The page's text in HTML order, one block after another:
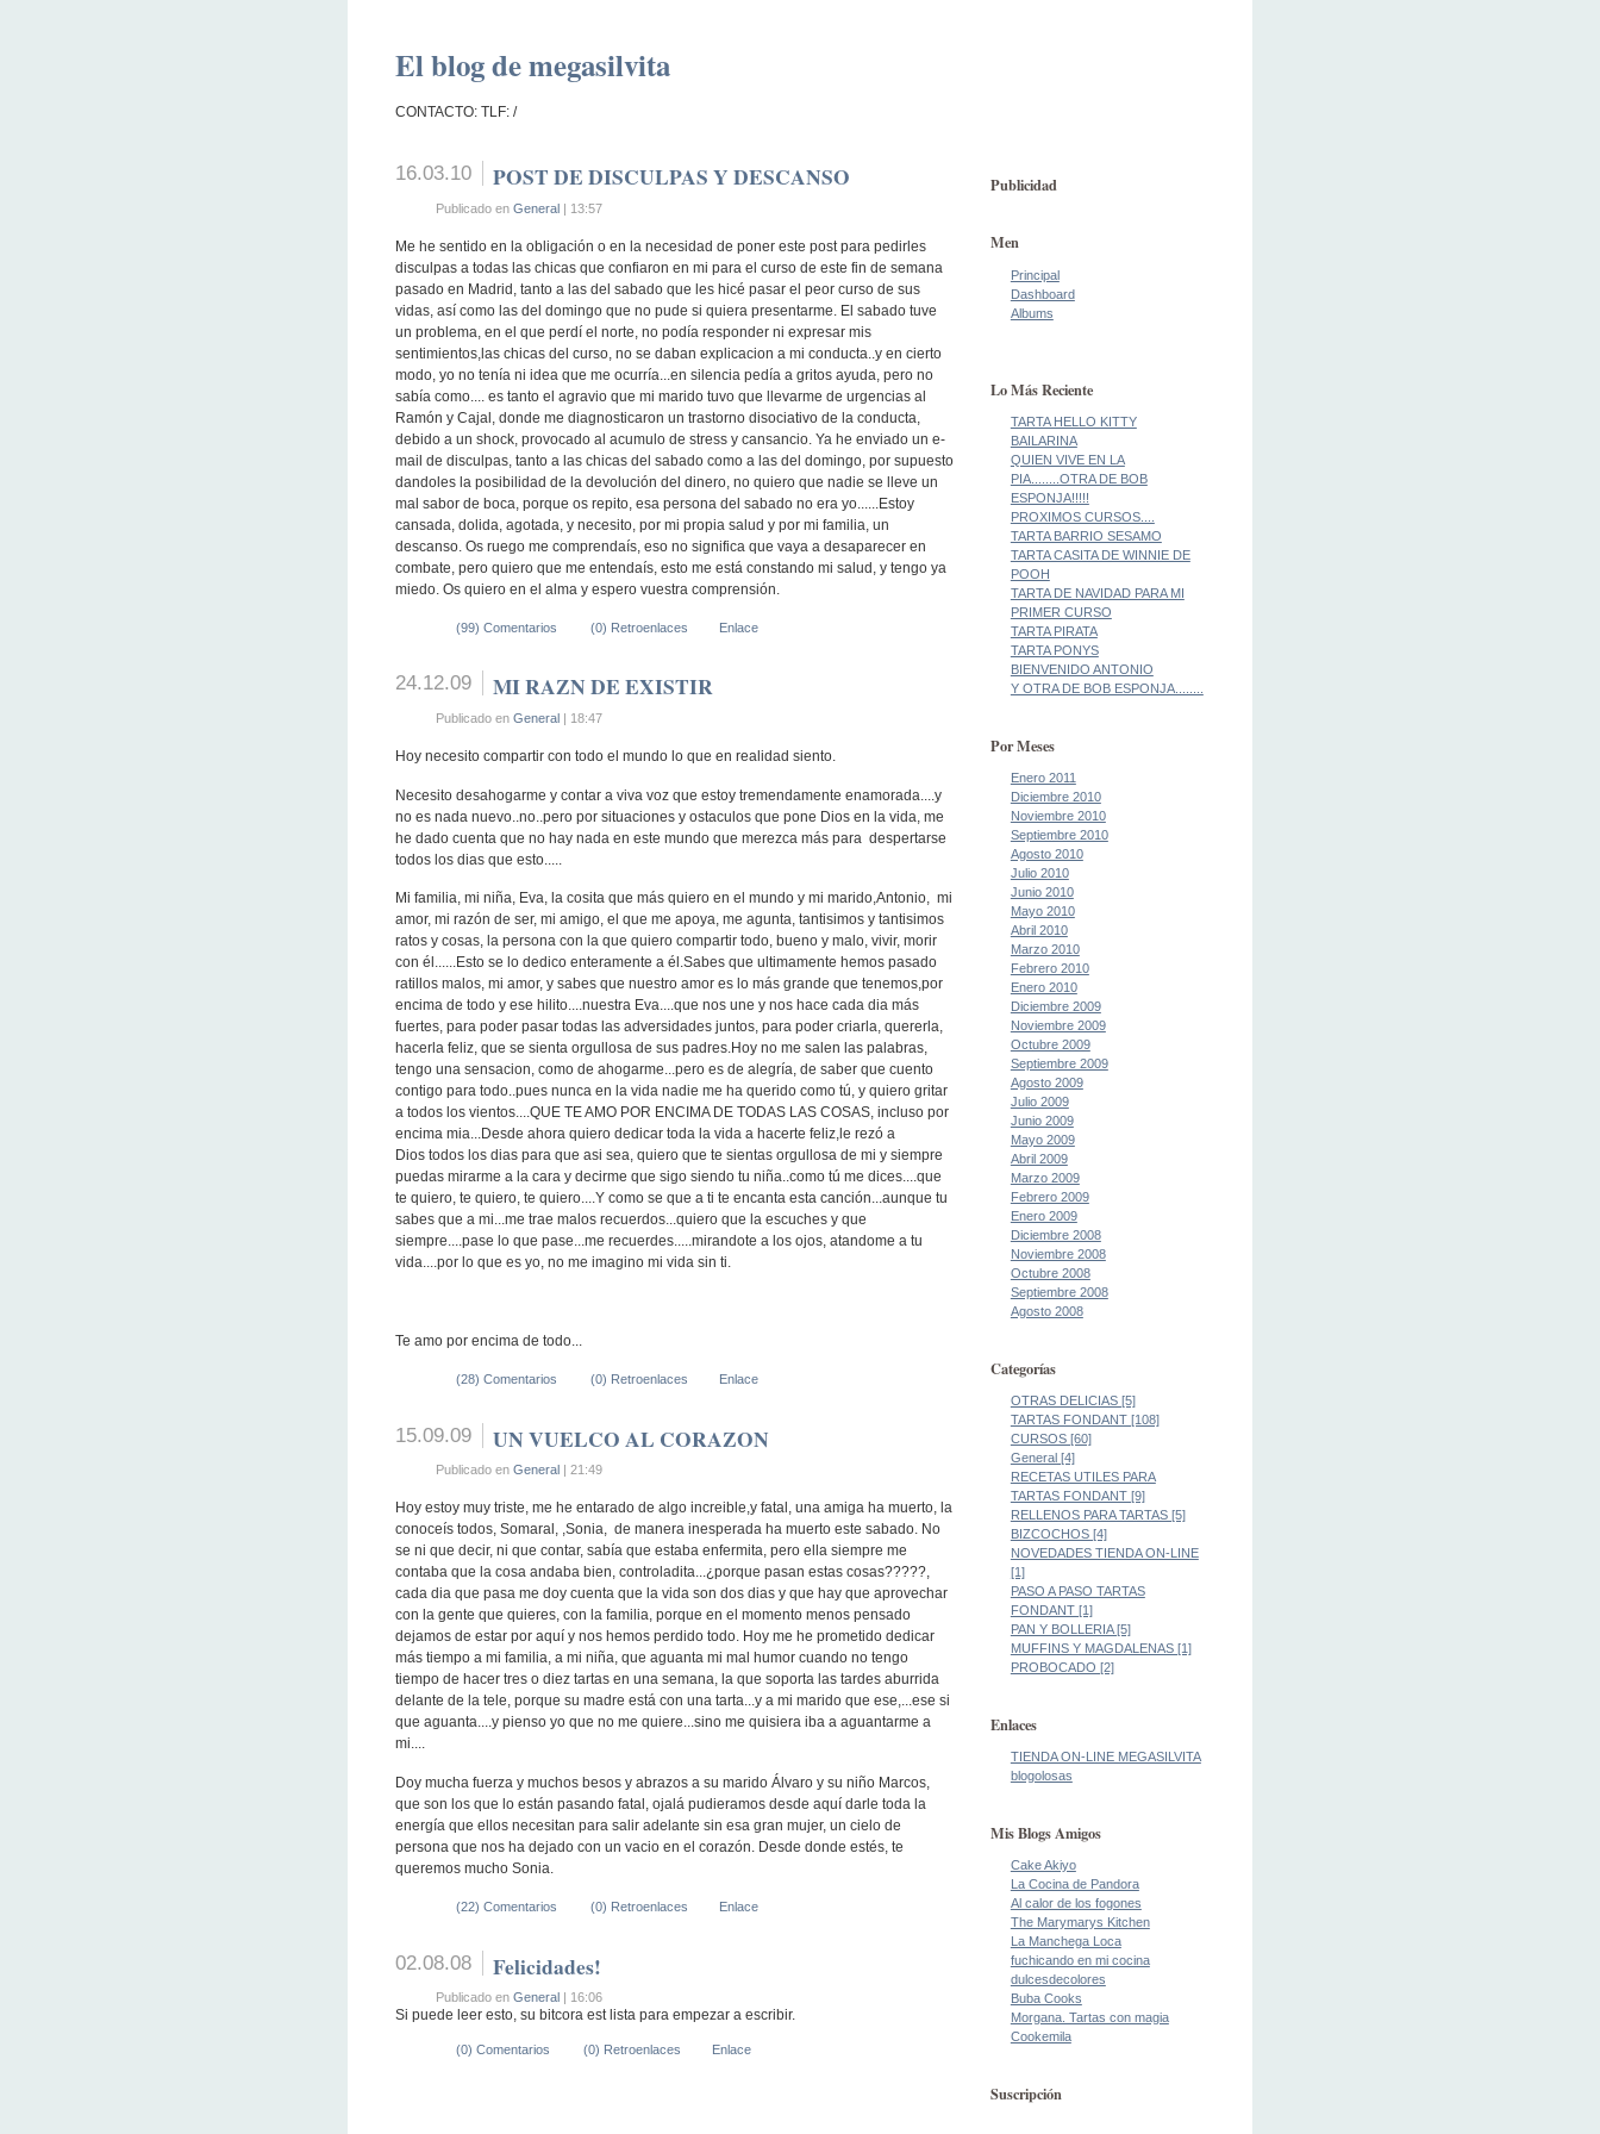
El blog de megasilvita
CONTACTO: TLF: /
16.03.10 POST DE DISCULPAS Y DESCANSO
Publicado en General| 13:57
Me he sentido en la obligación o en la necesidad de poner este post para pedirles
disculpas a todas las chicas que confiaron en mi para el curso de este fin de semana
pasado en Madrid, tanto a las del sabado que les hicé pasar el peor curso de sus
vidas, así como las del domingo que no pude si quiera presentarme. El sabado tuve
un problema, en el que perdí el norte, no podía responder ni expresar mis
sentimientos,las chicas del curso, no se daban explicacion a mi conducta..y en cierto
modo, yo no tenía ni idea que me ocurría...en silencia pedía a gritos ayuda, pero no
sabía como.... es tanto el agravio que mi marido tuvo que llevarme de urgencias al
Ramón y Cajal, donde me diagnosticaron un trastorno disociativo de la conducta,
debido a un shock, provocado al acumulo de stress y cansancio. Ya he enviado un e-
mail de disculpas, tanto a las chicas del sabado como a las del domingo, por supuesto
dandoles la posibilidad de la devolución del dinero, no quiero que nadie se lleve un
mal sabor de boca, porque os repito, esa persona del sabado no era yo......Estoy
cansada, dolida, agotada, y necesito, por mi propia salud y por mi familia, un
descanso. Os ruego me comprendaís, eso no significa que vaya a desaparecer en
combate, pero quiero que me entendaís, esto me está constando mi salud, y tengo ya
miedo. Os quiero en el alma y espero vuestra comprensión.
(99) Comentarios (0) Retroenlaces Enlace
24.12.09 MI RAZN DE EXISTIR
Publicado en General| 18:47
Hoy necesito compartir con todo el mundo lo que en realidad siento.
Necesito desahogarme y contar a viva voz que estoy tremendamente enamorada....y
no es nada nuevo..no..pero por situaciones y ostaculos que pone Dios en la vida, me
he dado cuenta que no hay nada en este mundo que merezca más para despertarse
todos los dias que esto.....
Mi familia, mi niña, Eva, la cosita que más quiero en el mundo y mi marido,Antonio, mi
amor, mi razón de ser, mi amigo, el que me apoya, me agunta, tantisimos y tantisimos
ratos y cosas, la persona con la que quiero compartir todo, bueno y malo, vivir, morir
con él......Esto se lo dedico enteramente a él.Sabes que ultimamente hemos pasado
ratillos malos, mi amor, y sabes que nuestro amor es lo más grande que tenemos,por
encima de todo y ese hilito....nuestra Eva....que nos une y nos hace cada dia más
fuertes, para poder pasar todas las adversidades juntos, para poder criarla, quererla,
hacerla feliz, que se sienta orgullosa de sus padres.Hoy no me salen las palabras,
tengo una sensacion, como de ahogarme...pero es de alegría, de saber que cuento
contigo para todo..pues nunca en la vida nadie me ha querido como tú, y quiero gritar
a todos los vientos....QUE TE AMO POR ENCIMA DE TODAS LAS COSAS, incluso por
encima mia...Desde ahora quiero dedicar toda la vida a hacerte feliz,le rezó a
Dios todos los dias para que asi sea, quiero que te sientas orgullosa de mi y siempre
puedas mirarme a la cara y decirme que sigo siendo tu niña..como tú me dices....que
te quiero, te quiero, te quiero....Y como se que a ti te encanta esta canción...aunque tu
sabes que a mi...me trae malos recuerdos...quiero que la escuches y que
siempre....pase lo que pase...me recuerdes.....mirandote a los ojos, atandome a tu
vida....por lo que es yo, no me imagino mi vida sin ti.
Te amo por encima de todo...
(28) Comentarios (0) Retroenlaces Enlace
15.09.09 UN VUELCO AL CORAZON
Publicado en General | 21:49
Hoy estoy muy triste, me he entarado de algo increible,y fatal, una amiga ha muerto, la
conoceís todos, Somaral, ,Sonia, de manera inesperada ha muerto este sabado. No
se ni que decir, ni que contar, sabía que estaba enfermita, pero ella siempre me
contaba que la cosa andaba bien, controladita...¿porque pasan estas cosas?????,
cada dia que pasa me doy cuenta que la vida son dos dias y que hay que aprovechar
con la gente que quieres, con la familia, porque en el momento menos pensado
dejamos de estar por aquí y nos hemos perdido todo. Hoy me he prometido dedicar
más tiempo a mi familia, a mi niña, que aguanta mi mal humor cuando no tengo
tiempo de hacer tres o diez tartas en una semana, la que soporta las tardes aburrida
delante de la tele, porque su madre está con una tarta...y a mi marido que ese,...ese si
que aguanta....y pienso yo que no me quiere...sino me quisiera iba a aguantarme a
mi....
Doy mucha fuerza y muchos besos y abrazos a su marido Álvaro y su niño Marcos,
que son los que lo están pasando fatal, ojalá pudieramos desde aquí darle toda la
energía que ellos necesitan para salir adelante sin esa gran mujer, un cielo de
persona que nos ha dejado con un vacio en el corazón. Desde donde estés, te
queremos mucho Sonia.
(22) Comentarios (0) Retroenlaces Enlace
02.08.08 Felicidades!
Publicado en General | 16:06
Si puede leer esto, su bitcora est lista para empezar a escribir.
(0) Comentarios (0) Retroenlaces Enlace
Publicidad
Men
Principal
Dashboard
Albums
Lo Más Reciente
TARTA HELLO KITTY
BAILARINA
QUIEN VIVE EN LA
PIA........OTRA DE BOB
ESPONJA!!!!!
PROXIMOS CURSOS....
TARTA BARRIO SESAMO
TARTA CASITA DE WINNIE DE
POOH
TARTA DE NAVIDAD PARA MI
PRIMER CURSO
TARTA PIRATA
TARTA PONYS
BIENVENIDO ANTONIO
Y OTRA DE BOB ESPONJA........
Por Meses
Enero 2011
Diciembre 2010
Noviembre 2010
Septiembre 2010
Agosto 2010
Julio 2010
Junio 2010
Mayo 2010
Abril 2010
Marzo 2010
Febrero 2010
Enero 2010
Diciembre 2009
Noviembre 2009
Octubre 2009
Septiembre 2009
Agosto 2009
Julio 2009
Junio 2009
Mayo 2009
Abril 2009
Marzo 2009
Febrero 2009
Enero 2009
Diciembre 2008
Noviembre 2008
Octubre 2008
Septiembre 2008
Agosto 2008
Categorías
OTRAS DELICIAS [5]
TARTAS FONDANT [108]
CURSOS [60]
General [4]
RECETAS UTILES PARA
TARTAS FONDANT [9]
RELLENOS PARA TARTAS [5]
BIZCOCHOS [4]
NOVEDADES TIENDA ON-LINE
[1]
PASO A PASO TARTAS
FONDANT [1]
PAN Y BOLLERIA [5]
MUFFINS Y MAGDALENAS [1]
PROBOCADO [2]
Enlaces
TIENDA ON-LINE MEGASILVITA
blogolosas
Mis Blogs Amigos
Cake Akiyo
La Cocina de Pandora
Al calor de los fogones
The Marymarys Kitchen
La Manchega Loca
fuchicando en mi cocina
dulcesdecolores
Buba Cooks
Morgana. Tartas con magia
Cookemila
Suscripción